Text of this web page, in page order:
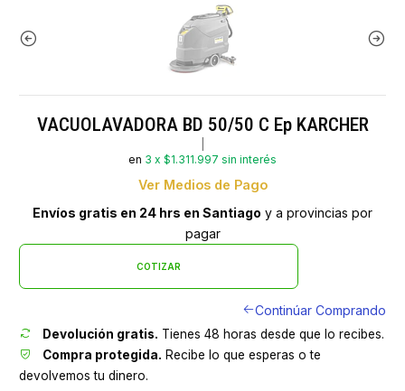
VACUOLAVADORA BD 50/50 C Ep KARCHER
en 3 x $1.311.997 sin interés
Ver Medios de Pago
Envíos gratis en 24 hrs en Santiago y a provincias por
pagar
COTIZAR
Continúar Comprando
Devolución gratis. Tienes 48 horas desde que lo recibes.
Compra protegida. Recibe lo que esperas o te
devolvemos tu dinero.